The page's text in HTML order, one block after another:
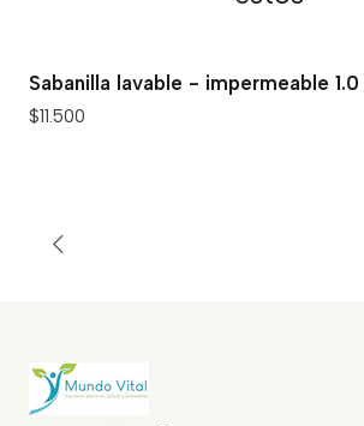
Sabanilla lavable - impermeable
$11.500